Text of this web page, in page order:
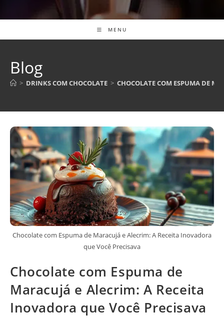
MENU
Blog
> DRINKS COM CHOCOLATE > CHOCOLATE COM ESPUMA DE
Chocolate com Espuma de Maracujá e Alecrim: A Receita Inovadora
que Você Precisava
Chocolate com Espuma de
Maracujá e Alecrim: A Receita
Inovadora que Você Precisava